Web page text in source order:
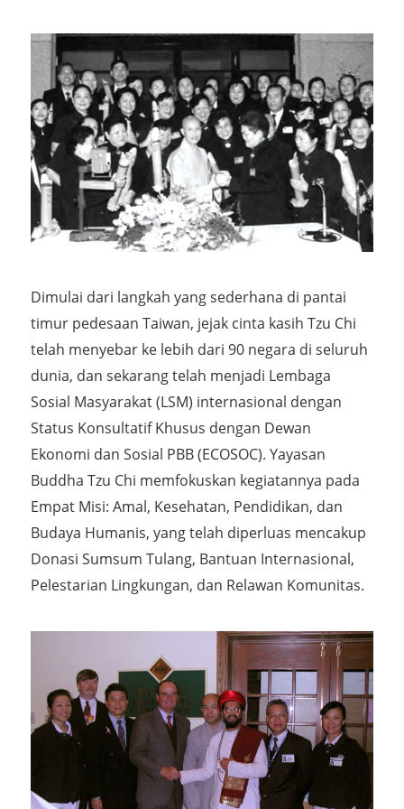
Dimulai dari langkah yang sederhana di pantai
timur pedesaan Taiwan, jejak cinta kasih Tzu Chi
telah menyebar ke lebih dari 90 negara di seluruh
dunia, dan sekarang telah menjadi Lembaga
Sosial Masyarakat (LSM) internasional dengan
Status Konsultatif Khusus dengan Dewan
Ekonomi dan Sosial PBB (ECOSOC). Yayasan
Buddha Tzu Chi memfokuskan kegiatannya pada
Empat Misi: Amal, Kesehatan, Pendidikan, dan
Budaya Humanis, yang telah diperluas mencakup
Donasi Sumsum Tulang, Bantuan Internasional,
Pelestarian Lingkungan, dan Relawan Komunitas.